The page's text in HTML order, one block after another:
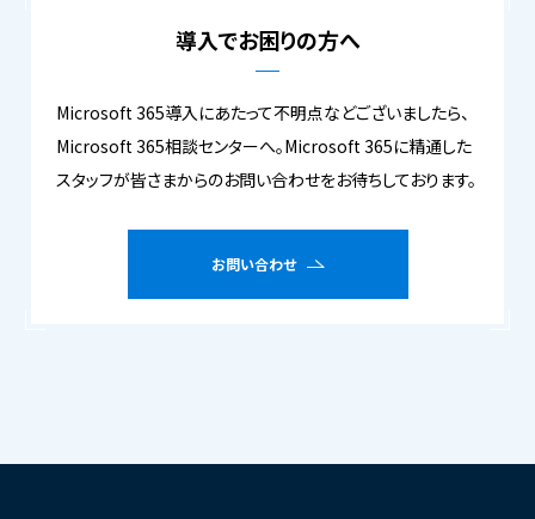
導入でお困りの方へ
Microsoft 365導入にあたって不明点などございましたら、
Microsoft 365相談センターへ。Microsoft 365に精通した
スタッフが皆さまからのお問い合わせをお待ちしております。
お問い合わせ